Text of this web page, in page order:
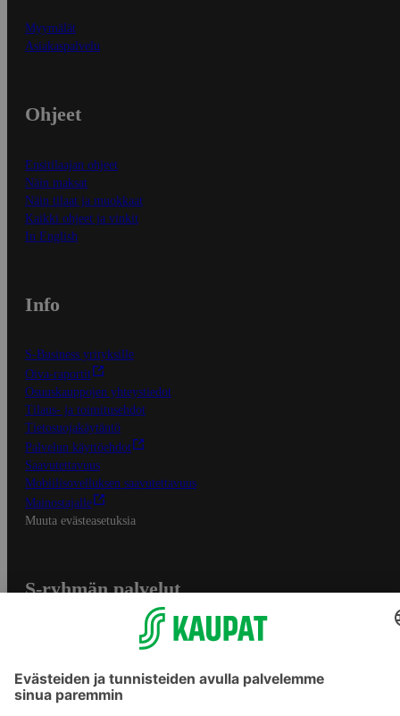
Myymälät
Asiakaspalvelu
Ohjeet
Ensitilaajan ohjeet
Näin maksat
Näin tilaat ja muokkaat
Kaikki ohjeet ja vinkit
In English
Info
S-Business yrityksille
Oiva-raportit
Osuuskauppojen yhteystiedot
Tilaus- ja toimitusehdot
Tietosuojakäytäntö
Palvelun käyttöehdot
Saavutettavuus
Mobiilisovelluksen saavutettavuus
Mainostajalle
Muuta evästeasetuksia
S-ryhmän palvelut
Yhteishyvä Ruoka -sovellus
S-ostoslista -sovellus